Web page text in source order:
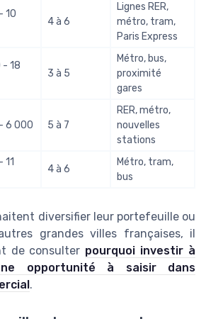
10
4 à 6
Lignes RER,
métro, tram,
Paris Express
- 18
3 à 5
Métro, bus,
proximité
gares
6 000 5 à 7
RER, métro,
nouvelles
stations
4 à 6
Métro, tram,
bus
diversifier leur portefeuille ou
grandes villes françaises, il
de consulter pourquoi investir à
opportunité à saisir dans
.